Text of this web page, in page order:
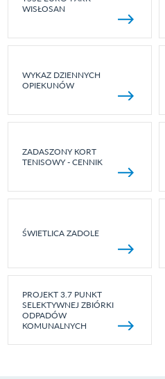
WISŁOSAN
WYKAZ DZIENNYCH
OPIEKUNÓW
ZADASZONY KORT
TENISOWY - CENNIK
ŚWIETLICA ZADOLE
PROJEKT 3.7 PUNKT
SELEKTYWNEJ ZBIÓRKI
ODPADÓW
KOMUNALNYCH